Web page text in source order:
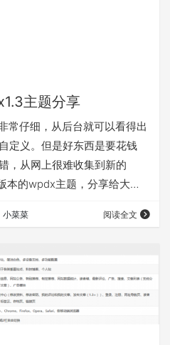
主题分享
常仔细，从后台就可以看得出
定义。但是好东西是要花钱
，从网上很难收集到新的
本的wpdx主题，分享给大
一下，测试一下，不应该作为
码的完整，以及绝对的安全，
像官方网站那样做到拥有前台
插…
小菜菜 阅读全文